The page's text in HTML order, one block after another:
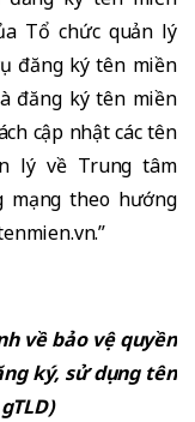
Tổ chức quản lý
đăng ký tên miền
đăng ký tên miền
cập nhật các tên
lý về Trung tâm
theo hướng
.”
về bảo vệ quyền
ký, sử dụng tên